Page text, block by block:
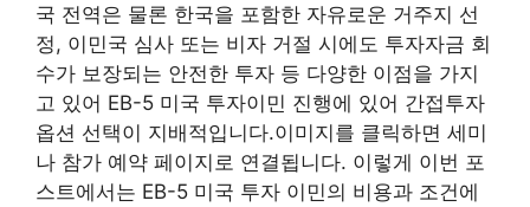
국 전역은 물론 한국을 포함한 자유로운 거주지 선
정, 이민국 심사 또는 비자 거절 시에도 투자자금 회
수가 보장되는 안전한 투자 등 다양한 이점을 가지
고 있어 EB-5 미국 투자이민 진행에 있어 간접투자
옵션 선택이 지배적입니다.이미지를 클릭하면 세미
나 참가 예약 페이지로 연결됩니다. 이렇게 이번 포
스트에서는 EB-5 미국 투자 이민의 비용과 조건에